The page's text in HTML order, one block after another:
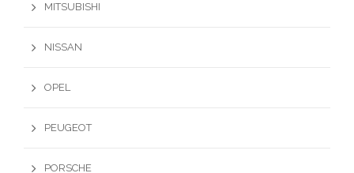
MITSUBISHI
NISSAN
OPEL
PEUGEOT
PORSCHE